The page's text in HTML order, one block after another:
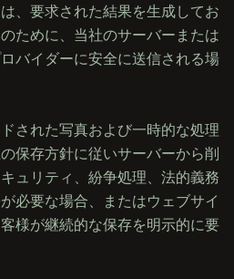
、要求された結果を生成してお
ために、当社のサーバーまたは
バイダーに安全に送信される場
された写真および一時的な処理
保存方針に従いサーバーから削
ュリティ、紛争処理、法的義務
必要な場合、またはウェブサイ
様が継続的な保存を明示的に要